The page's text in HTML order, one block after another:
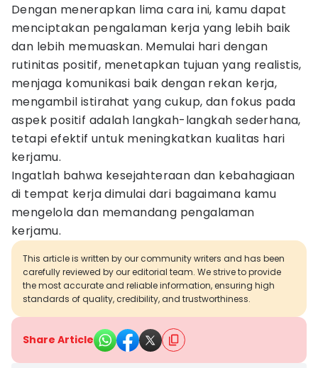
Dengan menerapkan lima cara ini, kamu dapat
menciptakan pengalaman kerja yang lebih baik
dan lebih memuaskan. Memulai hari dengan
rutinitas positif, menetapkan tujuan yang realistis,
menjaga komunikasi baik dengan rekan kerja,
mengambil istirahat yang cukup, dan fokus pada
aspek positif adalah langkah-langkah sederhana,
tetapi efektif untuk meningkatkan kualitas hari
kerjamu.
Ingatlah bahwa kesejahteraan dan kebahagiaan
di tempat kerja dimulai dari bagaimana kamu
mengelola dan memandang pengalaman
kerjamu.
This article is written by our community writers and has been
carefully reviewed by our editorial team. We strive to provide
the most accurate and reliable information, ensuring high
standards of quality, credibility, and trustworthiness.
Share Article